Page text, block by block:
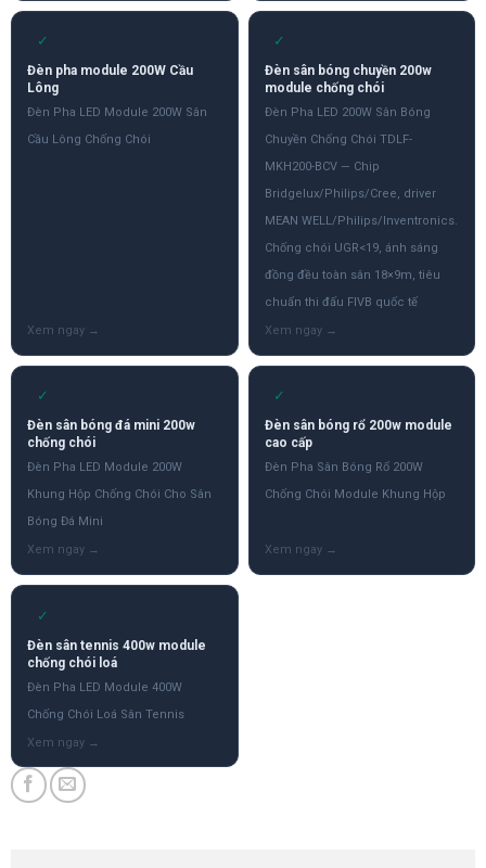
✓
Đèn pha module 200W Cầu
Lông
Đèn Pha LED Module 200W Sân
Cầu Lông Chống Chói
✓
Đèn sân bóng chuyền 200w
module chống chói
Đèn Pha LED 200W Sân Bóng
Chuyền Chống Chói TDLF-
MKH200-BCV — Chip
Bridgelux/Philips/Cree, driver
MEAN WELL/Philips/Inventronics.
Chống chói UGR<19, ánh sáng
đồng đều toàn sân 18×9m, tiêu
chuẩn thi đấu FIVB quốc tế
✓
Đèn sân bóng đá mini 200w
chống chói
Đèn Pha LED Module 200W
Khung Hộp Chống Chói Cho Sân
Bóng Đá Mini
✓
Đèn sân bóng rổ 200w module
cao cấp
Đèn Pha Sân Bóng Rổ 200W
Chống Chói Module Khung Hộp
✓
Đèn sân tennis 400w module
chống chói loá
Đèn Pha LED Module 400W
Chống Chói Loá Sân Tennis